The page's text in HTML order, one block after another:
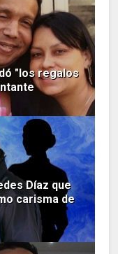
"los regalos
Díaz que
carisma de